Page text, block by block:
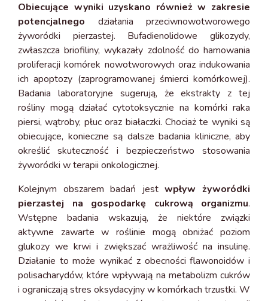
Obiecujące wyniki uzyskano również w zakresie
potencjalnego działania przeciwnowotworowego
żyworódki pierzastej. Bufadienolidowe glikozydy,
zwłaszcza briofiliny, wykazały zdolność do hamowania
proliferacji komórek nowotworowych oraz indukowania
ich apoptozy (zaprogramowanej śmierci komórkowej).
Badania laboratoryjne sugerują, że ekstrakty z tej
rośliny mogą działać cytotoksycznie na komórki raka
piersi, wątroby, płuc oraz białaczki. Chociaż te wyniki są
obiecujące, konieczne są dalsze badania kliniczne, aby
określić skuteczność i bezpieczeństwo stosowania
żyworódki w terapii onkologicznej.
Kolejnym obszarem badań jestwpływ żyworódki
pierzastej na gospodarkę cukrową organizmu.
Wstępne badania wskazują, że niektóre związki
aktywne zawarte w roślinie mogą obniżać poziom
glukozy we krwi i zwiększać wrażliwość na insulinę.
Działanie to może wynikać z obecności flawonoidów i
polisacharydów, które wpływają na metabolizm cukrów
i ograniczają stres oksydacyjny w komórkach trzustki. W